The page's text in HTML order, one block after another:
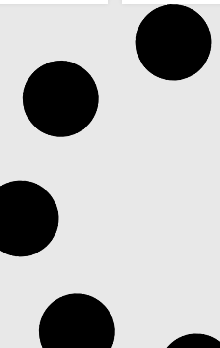
emelő 4T
(2019)
1 778 000